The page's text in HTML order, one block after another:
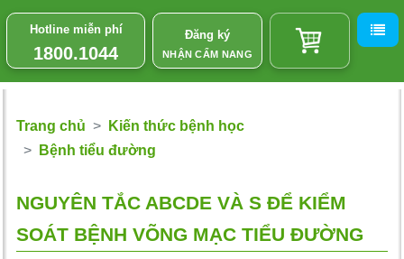
Hotline miễn phí
1800.1044
Đăng ký
NHẬN CẨM NANG
Trang chủ
Kiến thức bệnh học
Bệnh tiểu đường
NGUYÊN TẮC ABCDE VÀ S ĐỂ KIỂM
SOÁT BỆNH VÕNG MẠC TIỂU ĐƯỜNG